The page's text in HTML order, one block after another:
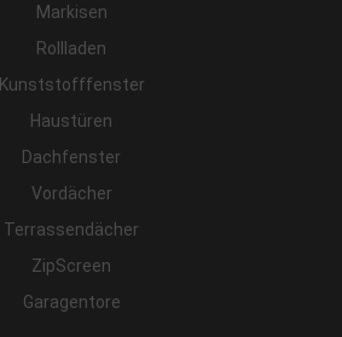
Markisen
Rollladen
Kunststofffenster
Haustüren
Dachfenster
Vordächer
Terrassendächer
ZipScreen
Garagentore